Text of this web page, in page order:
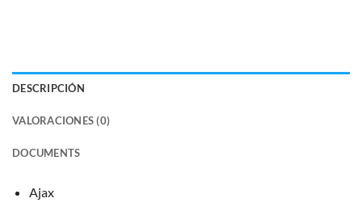
DESCRIPCIÓN
VALORACIONES (0)
DOCUMENTS
Ajax